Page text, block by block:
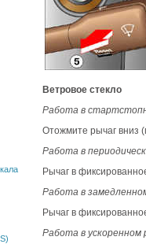
Ветровое стекло
Работа в
Отожмите рычаг вниз
Работа в
Рычаг в
Работа в
Рычаг в
Работа в ускоренном